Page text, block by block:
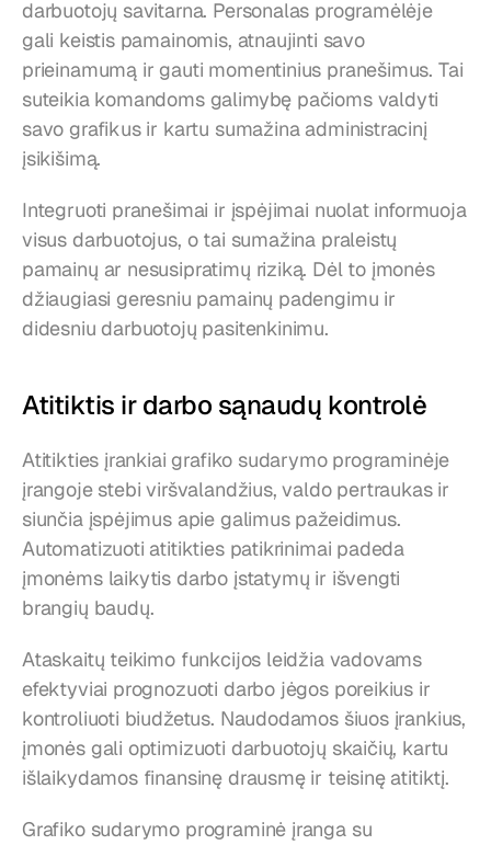
darbuotojų savitarna. Personalas programėlėje
gali keistis pamainomis, atnaujinti savo
prieinamumą ir gauti momentinius pranešimus. Tai
suteikia komandoms galimybę pačioms valdyti
savo grafikus ir kartu sumažina administracinį
įsikišimą.
Integruoti pranešimai ir įspėjimai nuolat informuoja
visus darbuotojus, o tai sumažina praleistų
pamainų ar nesusipratimų riziką. Dėl to įmonės
džiaugiasi geresniu pamainų padengimu ir
didesniu darbuotojų pasitenkinimu.
Atitiktis ir darbo sąnaudų kontrolė
Atitikties įrankiai grafiko sudarymo programinėje
įrangoje stebi viršvalandžius, valdo pertraukas ir
siunčia įspėjimus apie galimus pažeidimus.
Automatizuoti atitikties patikrinimai padeda
įmonėms laikytis darbo įstatymų ir išvengti
brangių baudų.
Ataskaitų teikimo funkcijos leidžia vadovams
efektyviai prognozuoti darbo jėgos poreikius ir
kontroliuoti biudžetus. Naudodamos šiuos įrankius,
įmonės gali optimizuoti darbuotojų skaičių, kartu
išlaikydamos finansinę drausmę ir teisinę atitiktį.
Grafiko sudarymo programinė įranga su